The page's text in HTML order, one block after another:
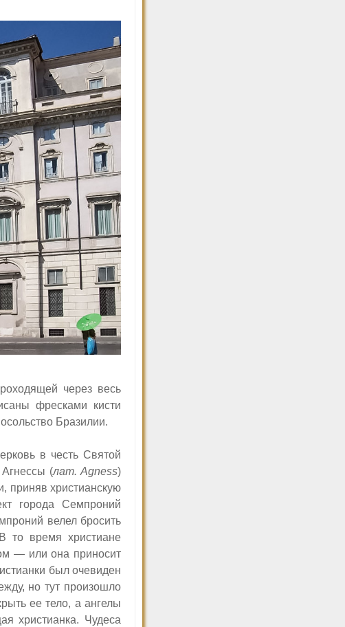
через весь
фресками кисти
Бразилии.
в честь Святой
(лат. Agness)
приняв христианскую
города Семпроний
велел бросить
то время христиане
— или она приносит
был очевиден
но тут произошло
ее тело, а ангелы
христианка. Чудеса